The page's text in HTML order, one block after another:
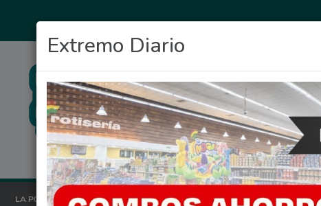
LA POSTA HOY OCIO DEPORTES FIGHIERA GENERAL LAGOS
Extremo Diario